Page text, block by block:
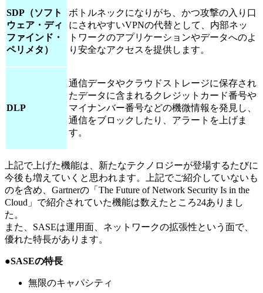
SDP（ソフト
ウェア・ディ
ファインド・
ペリメタ）
ボトルネックになりがち、かつ攻撃の入り口
にされやすいVPNの代替として、内部ネッ
トワークのアプリケーションやデータへのよ
り安全なアクセスを提供します。
DLP
通信データやクラウドストレージに保存され
たデータに含まれるクレジットカード番号や
マイナンバー番号などの機微情報を発見し、
通信をブロックしたり、アラートを上げま
す。
上記で上げた機能は、新たなテクノロジーが登場するたびに
今後も増えていくと思われます。上記でご紹介していないも
のを含め、Gartnerの「The Future of Network Security Is in the
Cloud」で紹介されていた機能は数えたところ24ありまし
た。
また、SASEは運用面、ネットワークの拡張性という面で、
優れた特長があります。
●SASEの特長
無限のキャパシティ